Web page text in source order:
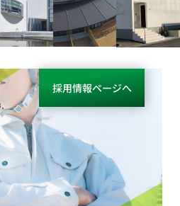
採用情報ページへ